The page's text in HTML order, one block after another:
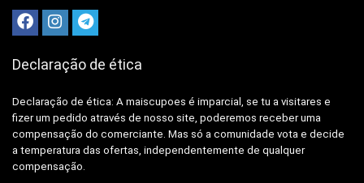
Declaração de ética
Declaração de ética: A maiscupoes é imparcial, se tu a visitares e
fizer um pedido através de nosso site, poderemos receber uma
compensação do comerciante. Mas só a comunidade vota e decide
a temperatura das ofertas, independentemente de qualquer
compensação.